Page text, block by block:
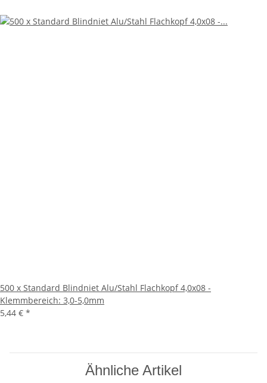
500 x Standard Blindniet Alu/Stahl Flachkopf 4,0x08 -
Klemmbereich: 3,0-5,0mm
5,44 € *
Ähnliche Artikel